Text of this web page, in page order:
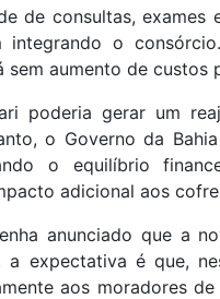
de consultas, exames
integrando o
aumento de custos
poderia gerar um
o Governo da
o equilíbrio
adicional aos
anunciado que a
a expectativa é que,
aos moradores